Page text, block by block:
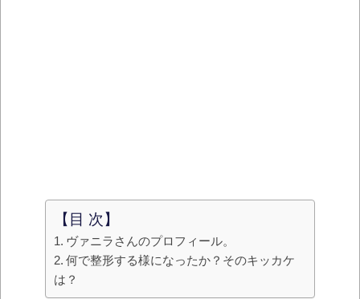
【目 次】
ヴァニラさんのプロフィール。
何で整形する様になったか？そのキッカケ
は？